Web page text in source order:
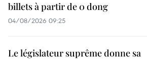
billets à partir de 0 dong
04/08/2026 09:25
Le législateur suprême donne sa